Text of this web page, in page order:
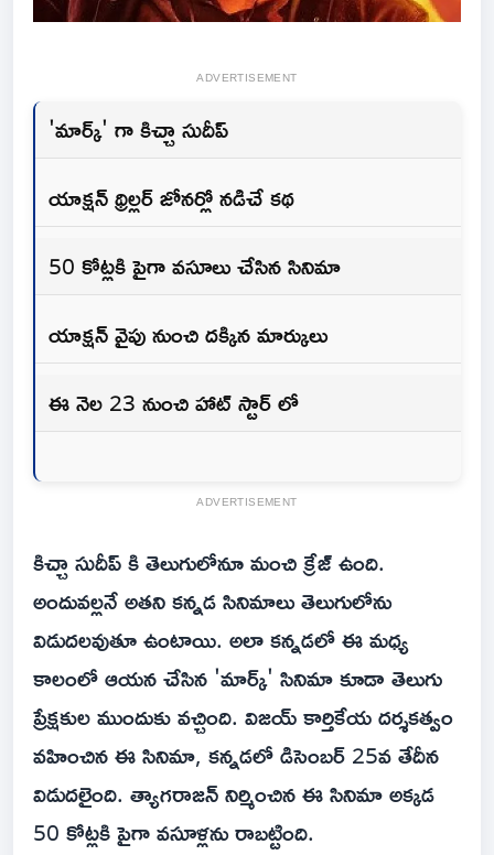
ADVERTISEMENT
'మార్క్' గా కిచ్చా సుదీప్
యాక్షన్ థ్రిల్లర్ జోనర్లో నడిచే కథ
50 కోట్లకి పైగా వసూలు చేసిన సినిమా
యాక్షన్ వైపు నుంచి దక్కిన మార్కులు
ఈ నెల 23 నుంచి హాట్ స్టార్ లో
ADVERTISEMENT
కిచ్చా సుదీప్ కి తెలుగులోనూ మంచి క్రేజ్ ఉంది.
అందువల్లనే అతని కన్నడ సినిమాలు తెలుగులోను
విడుదలవుతూ ఉంటాయి. అలా కన్నడలో ఈ మధ్య
కాలంలో ఆయన చేసిన 'మార్క్' సినిమా కూడా తెలుగు
ప్రేక్షకుల ముందుకు వచ్చింది. విజయ్ కార్తికేయ దర్శకత్వం
వహించిన ఈ సినిమా, కన్నడలో డిసెంబర్ 25వ తేదీన
విడుదలైంది. త్యాగరాజన్ నిర్మించిన ఈ సినిమా అక్కడ
50 కోట్లకి పైగా వసూళ్లను రాబట్టింది.